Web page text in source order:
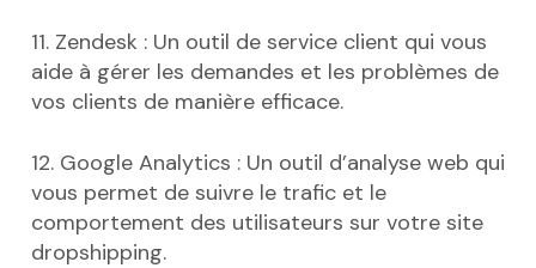
11. Zendesk : Un outil de service client qui vous
aide à gérer les demandes et les problèmes de
vos clients de manière efficace.
12. Google Analytics : Un outil d’analyse web qui
vous permet de suivre le trafic et le
comportement des utilisateurs sur votre site
dropshipping.